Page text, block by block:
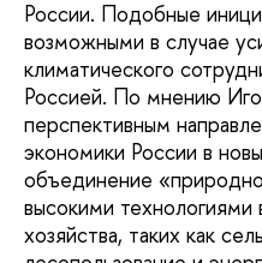
России. Подобные
возможными в случае
климатического
Россией. По мнению
перспективным
экономики России в
объединение
высокими
хозяйства, таких как